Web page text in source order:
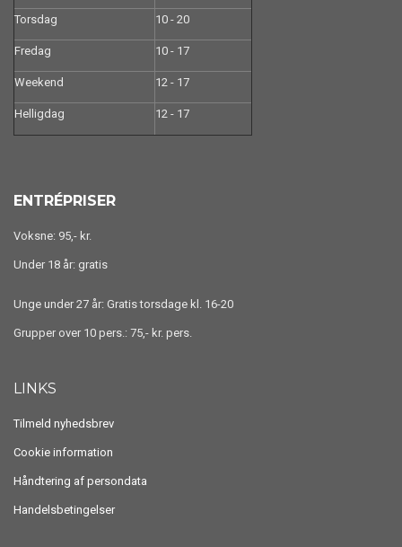
Torsdag 10 - 20
Fredag 10 - 17
Weekend 12 - 17
Helligdag 12 - 17
ENTRÉPRISER
Voksne: 95,- kr.
Under 18 år: gratis
Unge under 27 år: Gratis torsdage kl. 16-20
Grupper over 10 pers.: 75,- kr. pers.
LINKS
Tilmeld nyhedsbrev
Cookie information
Håndtering af persondata
Handelsbetingelser